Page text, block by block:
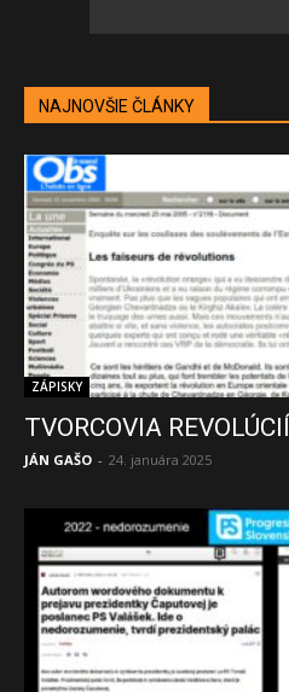
NAJNOVŠIE ČLÁNKY
ZÁPISKY
TVORCOVIA REVOLÚCIÍ
JÁN GAŠO - 24. januára 2025